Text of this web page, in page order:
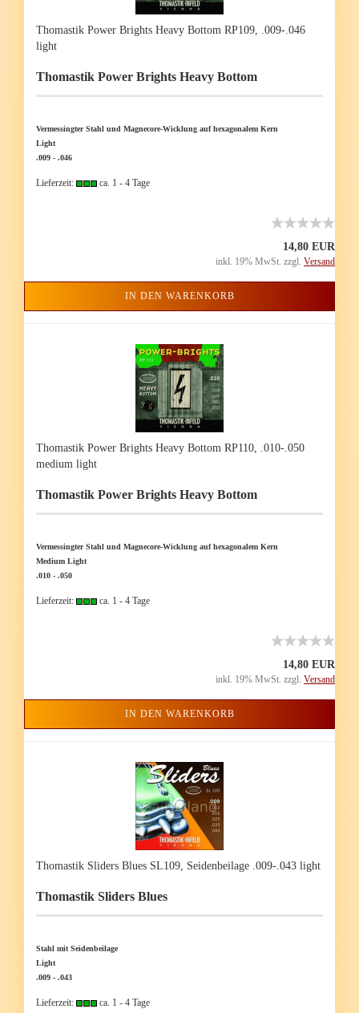
Tho­mas­tik Power Brights Heavy Bot­tom RP109, .009-.046
light
Tho­mas­tik Power Brights Heavy Bot­tom
Ver­mes­sing­ter Stahl und Magnecore-​Wicklung auf he­xa­go­na­lem Kern
Light
.009 - .046
Lieferzeit: ca. 1 - 4 Tage
14,80 EUR
inkl. 19% MwSt. zzgl. Versand
IN DEN WARENKORB
Tho­mas­tik Power Brights Heavy Bot­tom RP110, .010-.050
me­di­um light
Tho­mas­tik Power Brights Heavy Bot­tom
Ver­mes­sing­ter Stahl und Magnecore-​Wicklung auf he­xa­go­na­lem Kern
Me­di­um Light
.010 - .050
Lieferzeit: ca. 1 - 4 Tage
14,80 EUR
inkl. 19% MwSt. zzgl. Versand
IN DEN WARENKORB
Tho­mas­tik Sli­ders Blues SL109, Sei­den­bei­la­ge .009-.043 light
Tho­mas­tik Sli­ders Blues
Stahl mit Sei­den­bei­la­ge
Light
.009 - .043
Lieferzeit: ca. 1 - 4 Tage